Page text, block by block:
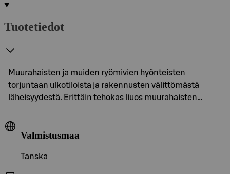
Tuotetiedot
Muurahaisten ja muiden ryömivien hyönteisten
torjuntaan ulkotiloista ja rakennusten välittömästä
läheisyydestä. Erittäin tehokas liuos muurahaisten…
Valmistusmaa
Tanska